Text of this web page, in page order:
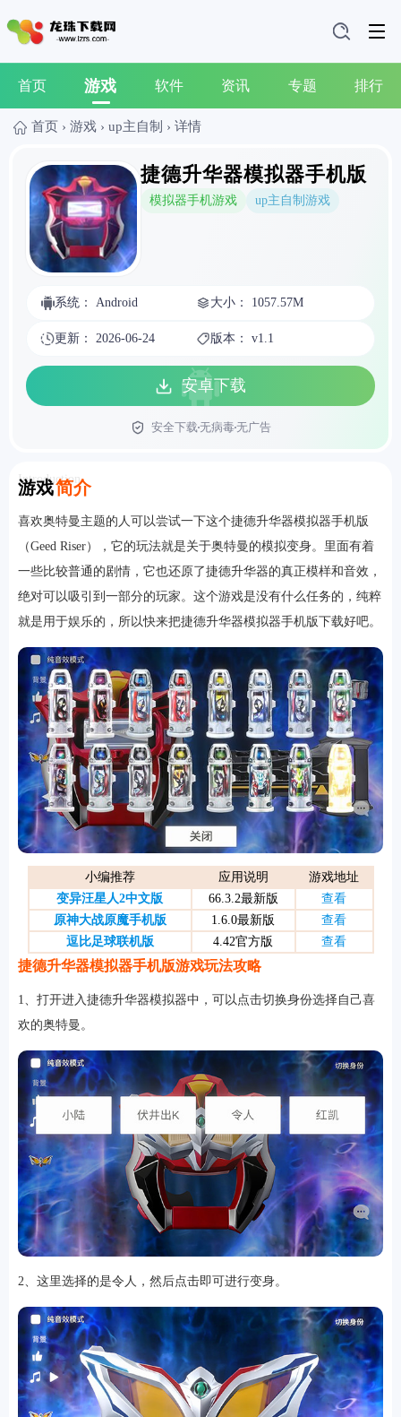
软件
资讯
专题
首页 游戏 软件 资讯 专题 排行
首页 › 游戏 › up主自制 › 详情
捷德升华器模拟器手机版
模拟器手机游戏 up主自制游戏
系统： Android 大小： 1057.57M
更新： 2026-06-24 版本： v1.1
安卓下载
安全下载无病毒无广告
游戏简介
Introduction
喜欢奥特曼主题的人可以尝试一下这个捷德升华器模拟器手机版
（Geed Riser），它的玩法就是关于奥特曼的模拟变身。里面有着
一些比较普通的剧情，它也还原了捷德升华器的真正模样和音效，
绝对可以吸引到一部分的玩家。这个游戏是没有什么任务的，纯粹
就是用于娱乐的，所以快来把捷德升华器模拟器手机版下载好吧。
小编推荐 应用说明
游戏地址
变异汪星人2中文版
66.3.2最新版
查看
原神大战原魔手机版
1.6.0最新版
查看
逗比足球联机版
4.42官方版 查看
捷德升华器模拟器手机版游戏玩法攻略
1、打开进入捷德升华器模拟器中，可以点击切换身份选择自己喜
欢的奥特曼。
2、这里选择的是令人，然后点击即可进行变身。